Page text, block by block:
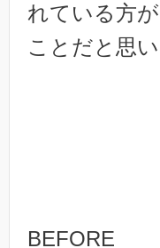
れている方
ことだと思い
BEFORE